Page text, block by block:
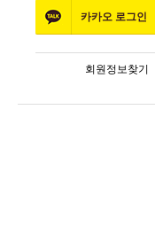
카카오 로그인
회원정보찾기